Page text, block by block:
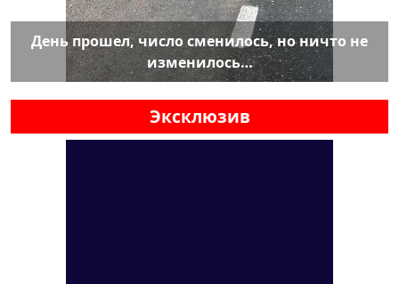
День прошел, число сменилось, но ничто не
изменилось…
Эксклюзив